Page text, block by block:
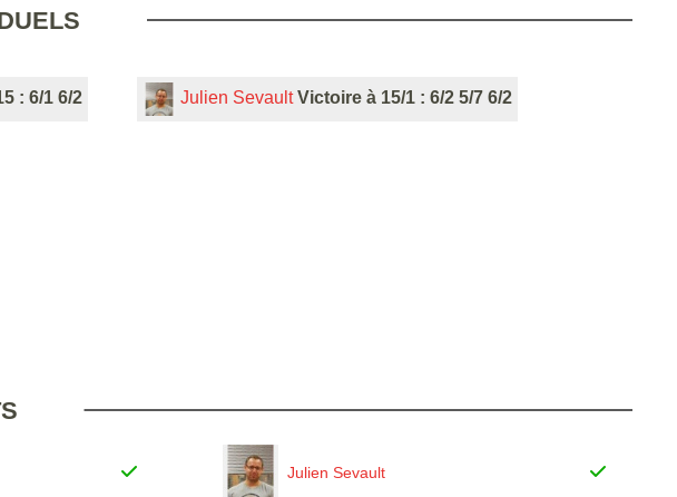
: 6/1 6/2 Julien Sevault Victoire à 15/1 : 6/2 5/7 6/2
Julien Sevault